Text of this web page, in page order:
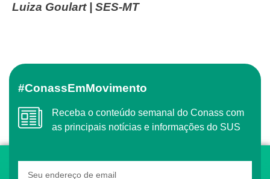
Luiza Goulart | SES-MT
#ConassEmMovimento
Receba o conteúdo semanal do Conass com
as principais notícias e informações do SUS